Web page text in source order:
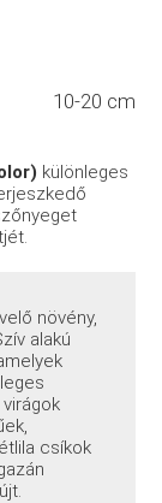
10-20 cm
) különleges
növény,
alakú
csíkok